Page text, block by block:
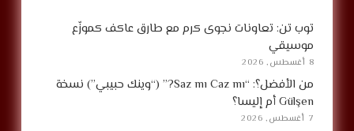
توب تن: تعاونات نجوى كرم مع طارق عاكف كموزّع
موسيقي
8 أغسطس, 2026
من الأفضل؟: “Saz mı Caz mı?” (“وينك حبيبي”) نسخة
Gülşen أم إليسا؟
7 أغسطس, 2026